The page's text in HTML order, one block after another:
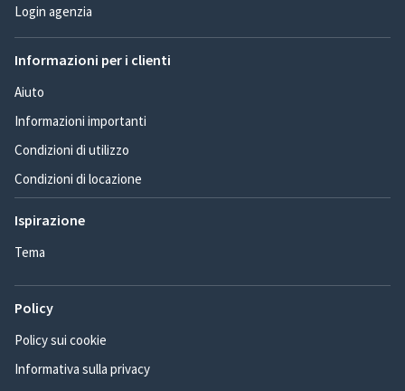
Login agenzia
Informazioni per i clienti
Aiuto
Informazioni importanti
Condizioni di utilizzo
Condizioni di locazione
Ispirazione
Tema
Policy
Policy sui cookie
Informativa sulla privacy